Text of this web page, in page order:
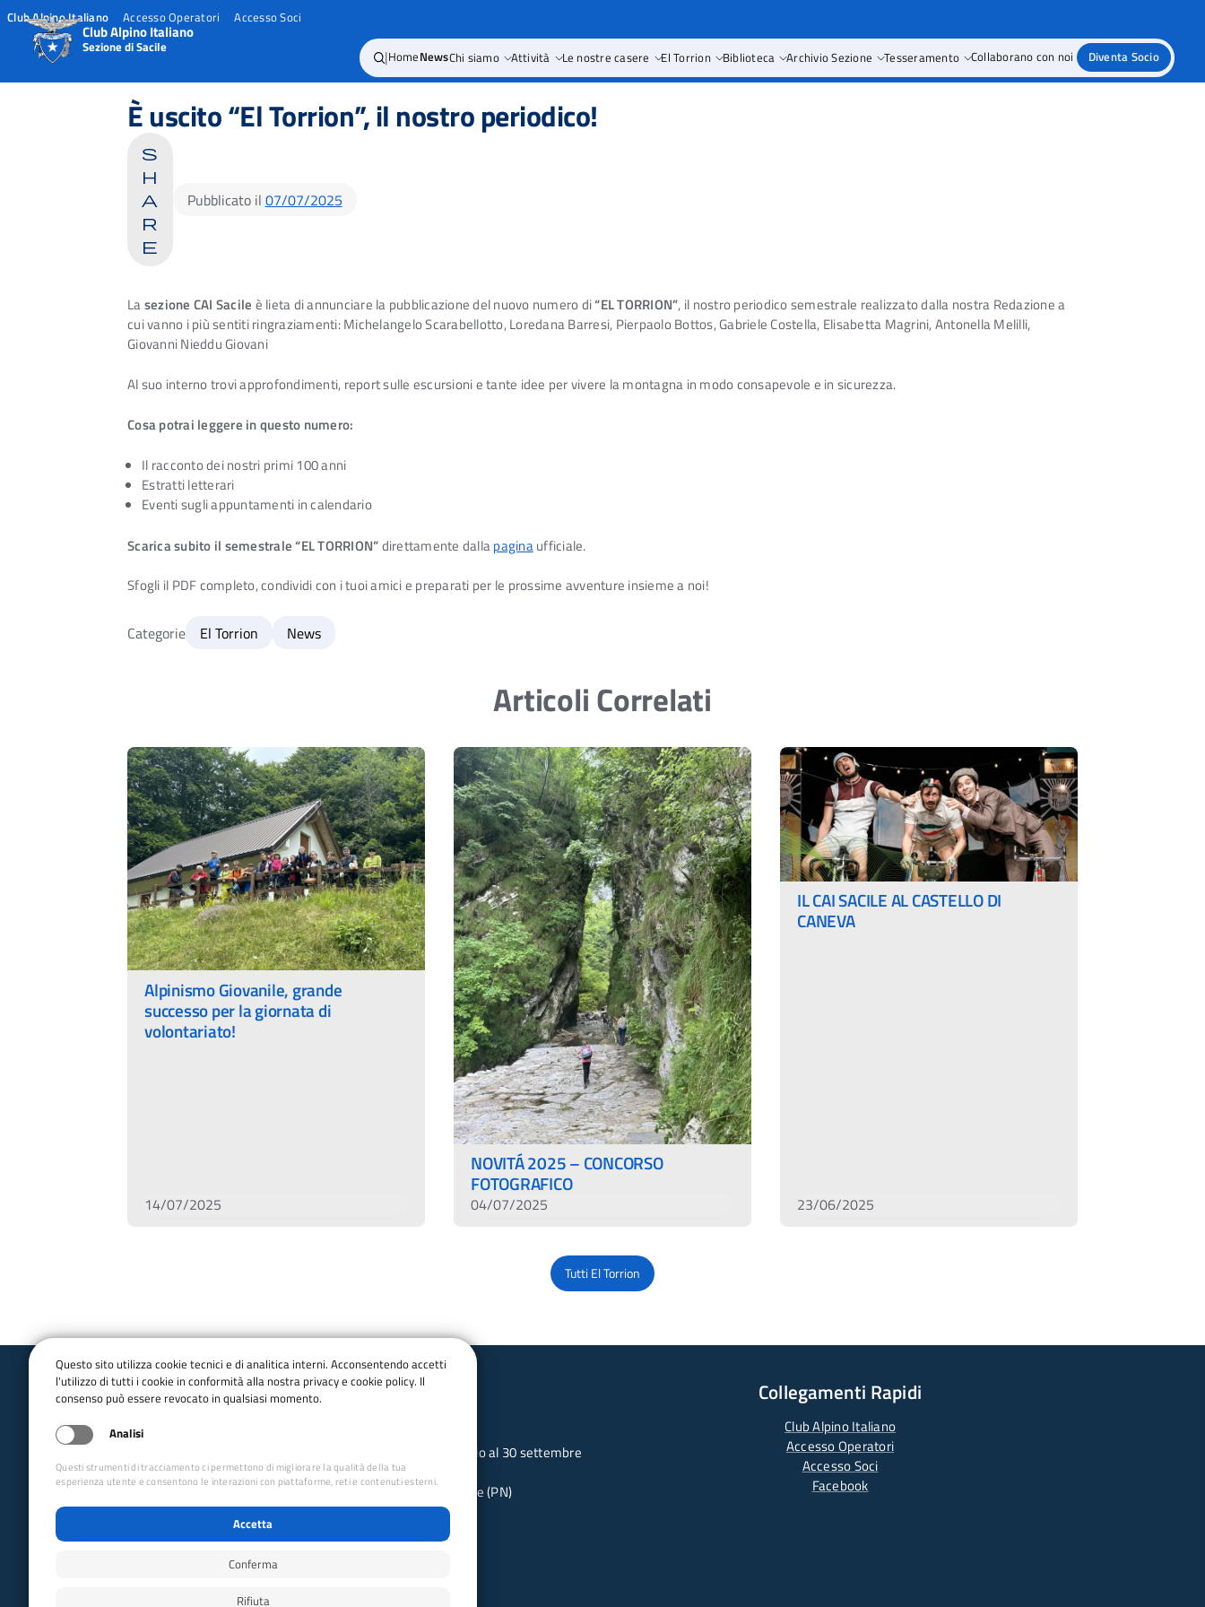
Club Alpino Italiano Accesso Operatori Accesso Soci
Club Alpino Italiano
Sezione di Sacile |HomeNewsChi siamo Attività Le nostre casere El Torrion Biblioteca Archivio Sezione Tesseramento Collaborano con noi Diventa Socio
È uscito “El Torrion”, il nostro periodico!
s
h
a
r
e
Pubblicato il 07/07/2025
Lasezione CAI Sacile è lieta di annunciare la pubblicazione del nuovo numero di“EL TORRION”, il nostro periodico semestrale realizzato dalla nostra Redazione a
cui vanno i più sentiti ringraziamenti: Michelangelo Scarabellotto, Loredana Barresi, Pierpaolo Bottos, Gabriele Costella, Elisabetta Magrini, Antonella Melilli,
Giovanni Nieddu Giovani
Al suo interno trovi approfondimenti, report sulle escursioni e tante idee per vivere la montagna in modo consapevole e in sicurezza.
Cosa potrai leggere in questo numero:
Il racconto dei nostri primi 100 anni
Estratti letterari
Eventi sugli appuntamenti in calendario
Scarica subito il semestrale “EL TORRION”direttamente dallapaginaufficiale.
Sfogli il PDF completo, condividi con i tuoi amici e preparati per le prossime avventure insieme a noi!
Categorie El Torrion News
Articoli Correlati
Alpinismo Giovanile, grande
successo per la giornata di
volontariato!
14/07/2025
NOVITÁ 2025 – CONCORSO
FOTOGRAFICO
04/07/2025
IL CAI SACILE AL CASTELLO DI
CANEVA
23/06/2025
Tutti El Torrion
Club Alpino Italiano
Apertura Sede: giovedì dalle 20:30 alle 22:00 e dal 1° febbraio al 30 settembre
anche il martedì dalle 20:30 alle 22:00.
Indirizzo Sede: Via S. Giovanni del Tempio, 45/I - 33077 Sacile (PN)
Email:sacile@cai.it
sacile@pec.cai.it
C.F: 91001910933
Collegamenti Rapidi
Club Alpino Italiano
Accesso Operatori
Accesso Soci
Facebook
Questo sito utilizza cookie tecnici e di analitica interni. Acconsentendo accetti
l'utilizzo di tutti i cookie in conformità alla nostra privacy e cookie policy. Il
consenso può essere revocato in qualsiasi momento.
Analisi
Questi strumenti di tracciamento ci permettono di migliorare la qualità della tua
esperienza utente e consentono le interazioni con piattaforme, reti e contenuti esterni.
Accetta
Conferma
Rifiuta